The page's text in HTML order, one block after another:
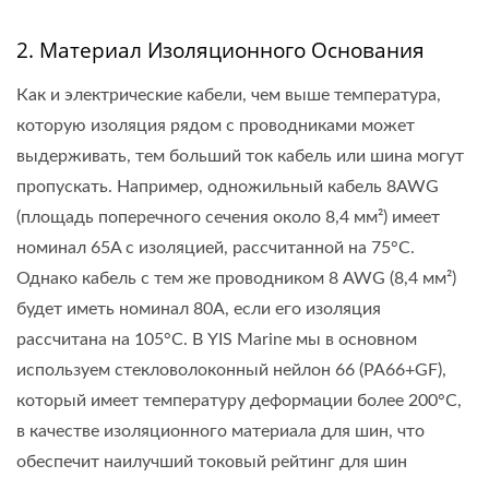
2. Материал Изоляционного Основания
Как и электрические кабели, чем выше температура,
которую изоляция рядом с проводниками может
выдерживать, тем больший ток кабель или шина могут
пропускать. Например, одножильный кабель 8AWG
(площадь поперечного сечения около 8,4 мм²) имеет
номинал 65A с изоляцией, рассчитанной на 75°C.
Однако кабель с тем же проводником 8 AWG (8,4 мм²)
будет иметь номинал 80A, если его изоляция
рассчитана на 105°C. В YIS Marine мы в основном
используем стекловолоконный нейлон 66 (PA66+GF),
который имеет температуру деформации более 200°C,
в качестве изоляционного материала для шин, что
обеспечит наилучший токовый рейтинг для шин